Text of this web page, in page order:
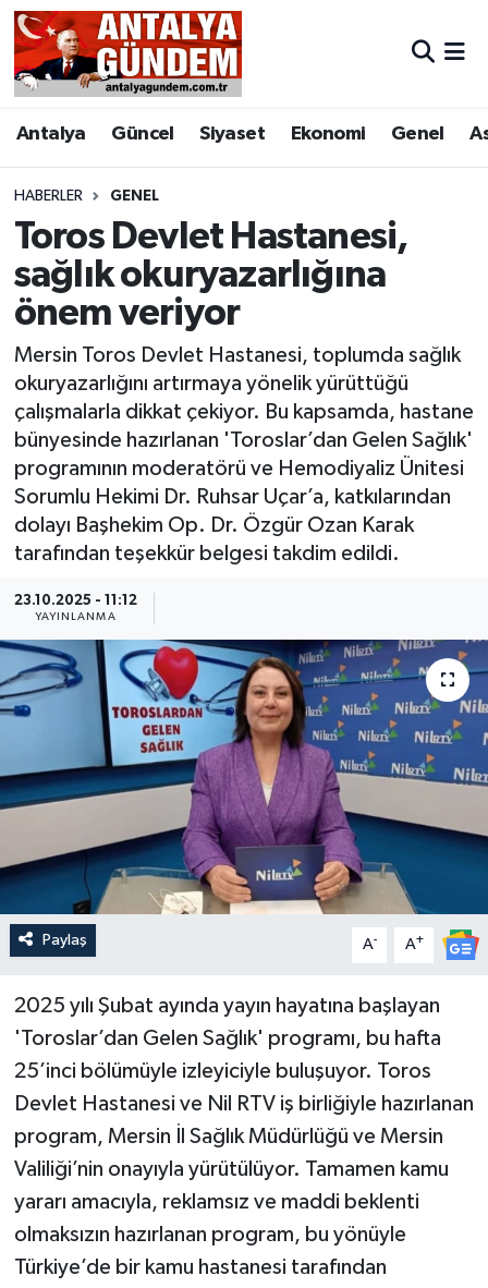
Antalya Güncel Siyaset Ekonomi Genel
HABERLER GENEL
Toros Devlet Hastanesi,
sağlık okuryazarlığına
önem veriyor
Mersin Toros Devlet Hastanesi, toplumda sağlık
okuryazarlığını artırmaya yönelik yürüttüğü
çalışmalarla dikkat çekiyor. Bu kapsamda, hastane
bünyesinde hazırlanan 'Toroslar’dan Gelen Sağlık'
programının moderatörü ve Hemodiyaliz Ünitesi
Sorumlu Hekimi Dr. Ruhsar Uçar’a, katkılarından
dolayı Başhekim Op. Dr. Özgür Ozan Karak
tarafından teşekkür belgesi takdim edildi.
23.10.2025 - 11:12
YAYINLANMA
Paylaş A- A+
2025 yılı Şubat ayında yayın hayatına başlayan
'Toroslar’dan Gelen Sağlık' programı, bu hafta
25’inci bölümüyle izleyiciyle buluşuyor. Toros
Devlet Hastanesi ve Nil RTV iş birliğiyle hazırlanan
program, Mersin İl Sağlık Müdürlüğü ve Mersin
Valiliği’nin onayıyla yürütülüyor. Tamamen kamu
yararı amacıyla, reklamsız ve maddi beklenti
olmaksızın hazırlanan program, bu yönüyle
Türkiye’de bir kamu hastanesi tarafından
Antalya
Asayiş
Bilim & Teknoloji
Bölge
EĞİTİM
Ekonomi
Genel
Görüntülü Haber
Güncel
Magazin
Resmi İlan
Sağlık & Yaşam
Siyaset
Spor
Antalya Nöbetçi Eczaneler
Antalya Hava Durumu
Antalya Namaz Vakitleri
Antalya Trafik Yoğunluk Haritası
Süper Lig Puan Durumu ve Fikstür
Tüm Manşetler
Son Dakika Haberleri
Haber Arşivi